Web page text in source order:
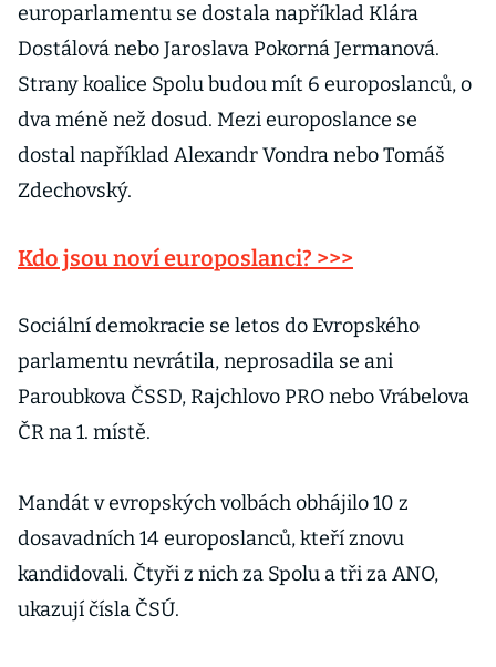
europarlamentu se dostala například Klára
Dostálová nebo Jaroslava Pokorná Jermanová.
Strany koalice Spolu budou mít 6 europoslanců, o
dva méně než dosud. Mezi europoslance se
dostal například Alexandr Vondra nebo Tomáš
Zdechovský.
Kdo jsou noví europoslanci? >>>
Sociální demokracie se letos do Evropského
parlamentu nevrátila, neprosadila se ani
Paroubkova ČSSD, Rajchlovo PRO nebo Vrábelova
ČR na 1. místě.
Mandát v evropských volbách obhájilo 10 z
dosavadních 14 europoslanců, kteří znovu
kandidovali. Čtyři z nich za Spolu a tři za ANO,
ukazují čísla ČSÚ.